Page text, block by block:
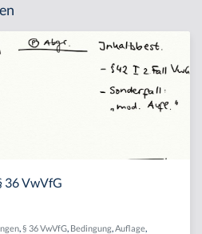
36 VwVfG
§ 36 VwVfG Bedingung Auflage